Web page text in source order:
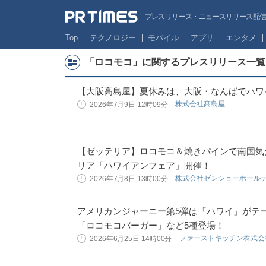
プレスリリース・ニュースリリース配
Top テクノロジー モバイル アプリ エンタメ
「ロコモコ」に関するプレスリリース一覧
【大阪高島屋】夏休みは、大阪・なんばでハ
2026年7月9日 12時09分 株式会社髙島屋
【ゼッテリア】ロコモコ＆焼きパインで南
リア「ハワイアンフェア」開催！
2026年7月8日 13時00分 株式会社ゼンショーホール
アメリカンジャーニー第5弾は「ハワイ」がテ
「ロコモコバーガー」など5種登場！
2026年6月25日 14時00分 ファーストキッチン株式